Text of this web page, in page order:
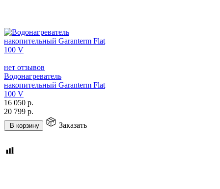
нет отзывов
Водонагреватель
накопительный Garanterm Flat
100 V
16 050 р.
20 799 р.
В корзину Заказать